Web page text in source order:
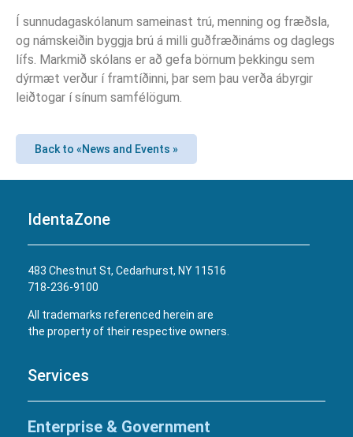
Í sunnudagaskólanum sameinast trú, menning og fræðsla,
og námskeiðin byggja brú á milli guðfræðináms og daglegs
lífs. Markmið skólans er að gefa börnum þekkingu sem
dýrmæt verður í framtíðinni, þar sem þau verða ábyrgir
leiðtogar í sínum samfélögum.
Back to «News and Events »
IdentaZone
483 Chestnut St, Cedarhurst, NY 11516
718-236-9100
All trademarks referenced herein are
the property of their respective owners.
Services
Enterprise & Government